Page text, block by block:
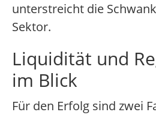
unterstreicht die
Sektor.
Liquidität und
im Blick
Für den Erfolg sind zwei